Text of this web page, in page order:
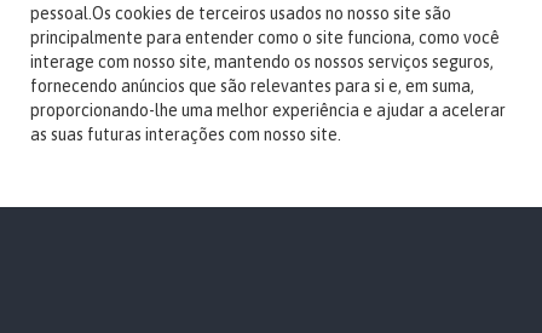
pessoal.Os cookies de terceiros usados ​​no nosso site são
principalmente para entender como o site funciona, como você
interage com nosso site, mantendo os nossos serviços seguros,
fornecendo anúncios que são relevantes para si e, em suma,
proporcionando-lhe uma melhor experiência e ajudar a acelerar
as suas futuras interações com nosso site.